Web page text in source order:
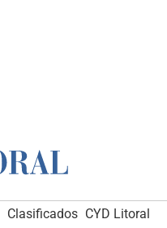
Clasificados CYD Litoral